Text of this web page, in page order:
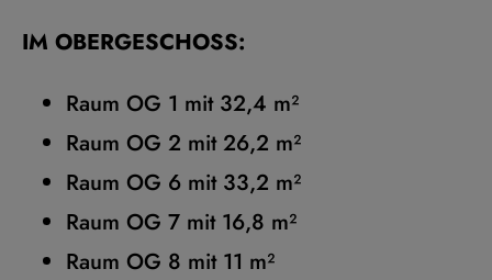
IM OBERGESCHOSS:
Raum OG 1 mit 32,4 m²
Raum OG 2 mit 26,2 m²
Raum OG 6 mit 33,2 m²
Raum OG 7 mit 16,8 m²
Raum OG 8 mit 11 m²